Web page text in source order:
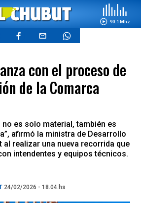
90.1 Mhz
con el proceso de
de la Comarca
es solo material, también es
afirmó la ministra de Desarrollo
al realizar una nueva recorrida que
intendentes y equipos técnicos.
24/02/2026 - 18.04.hs